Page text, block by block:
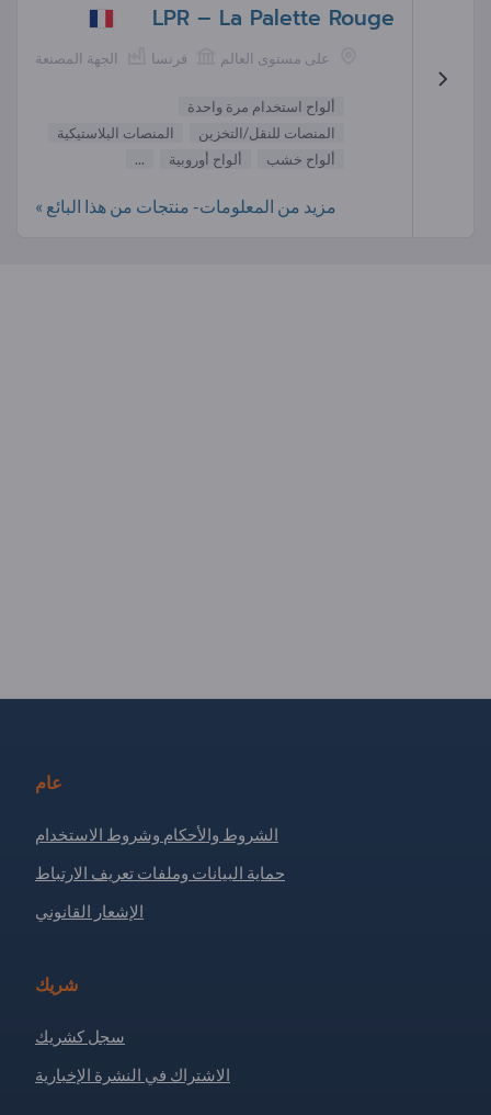
LPR – La Palette Rouge
الجهة المصنعة فرنسا على مستوى العالم
ألواح استخدام مرة واحدة
المنصات للنقل/التخزين
المنصات البلاستيكية
ألواح خشب
ألواح أوروبية ...
مزيد من المعلومات- منتجات من هذا البائع »
عام
الشروط والأحكام وشروط الاستخدام
حماية البيانات وملفات تعريف الارتباط
الإشعار القانوني
شريك
سجل كشريك
الاشتراك في النشرة الإخبارية